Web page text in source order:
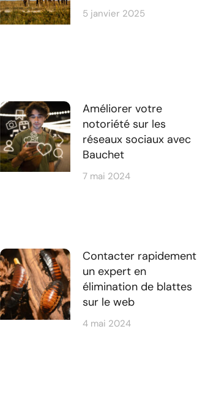
5 janvier 2025
Améliorer votre
notoriété sur les
réseaux sociaux avec
Bauchet
7 mai 2024
Contacter rapidement
un expert en
élimination de blattes
sur le web
4 mai 2024